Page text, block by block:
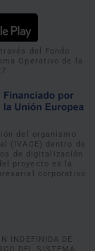
del Fondo
Operativo de la
del organismo
(IVACE) dentro de
de digitalización
proyecto es la
corporativo
INDEFINIDA DE